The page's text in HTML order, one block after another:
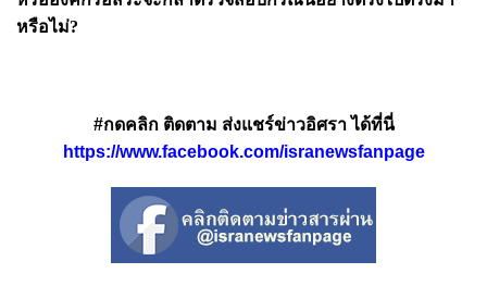
หรือไม่?
#กดคลิก ติดตาม ส่งแชร์ข่าวอิศรา ได้ที่นี่
https://www.facebook.com/isranewsfanpage